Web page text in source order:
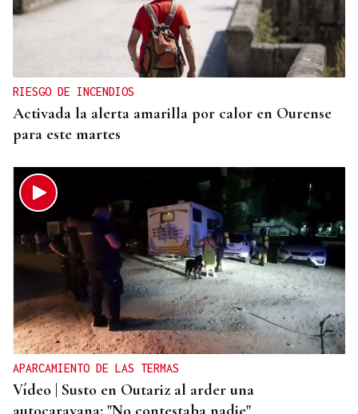
RIESGO DE INCENDIOS
Activada la alerta amarilla por calor en Ourense
para este martes
APARCAMIENTO DE LAS TERMAS
Vídeo | Susto en Outariz al arder una